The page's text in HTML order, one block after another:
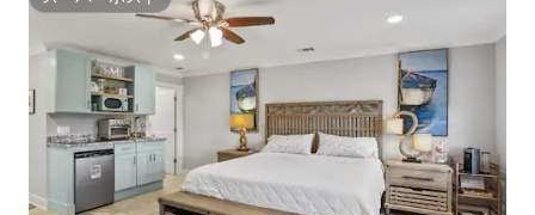
スーパーホスト